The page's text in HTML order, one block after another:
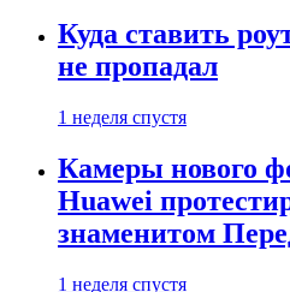
Куда ставить
не пропадал
1 неделя спустя
Камеры нового
Huawei
знаменитом
1 неделя спустя